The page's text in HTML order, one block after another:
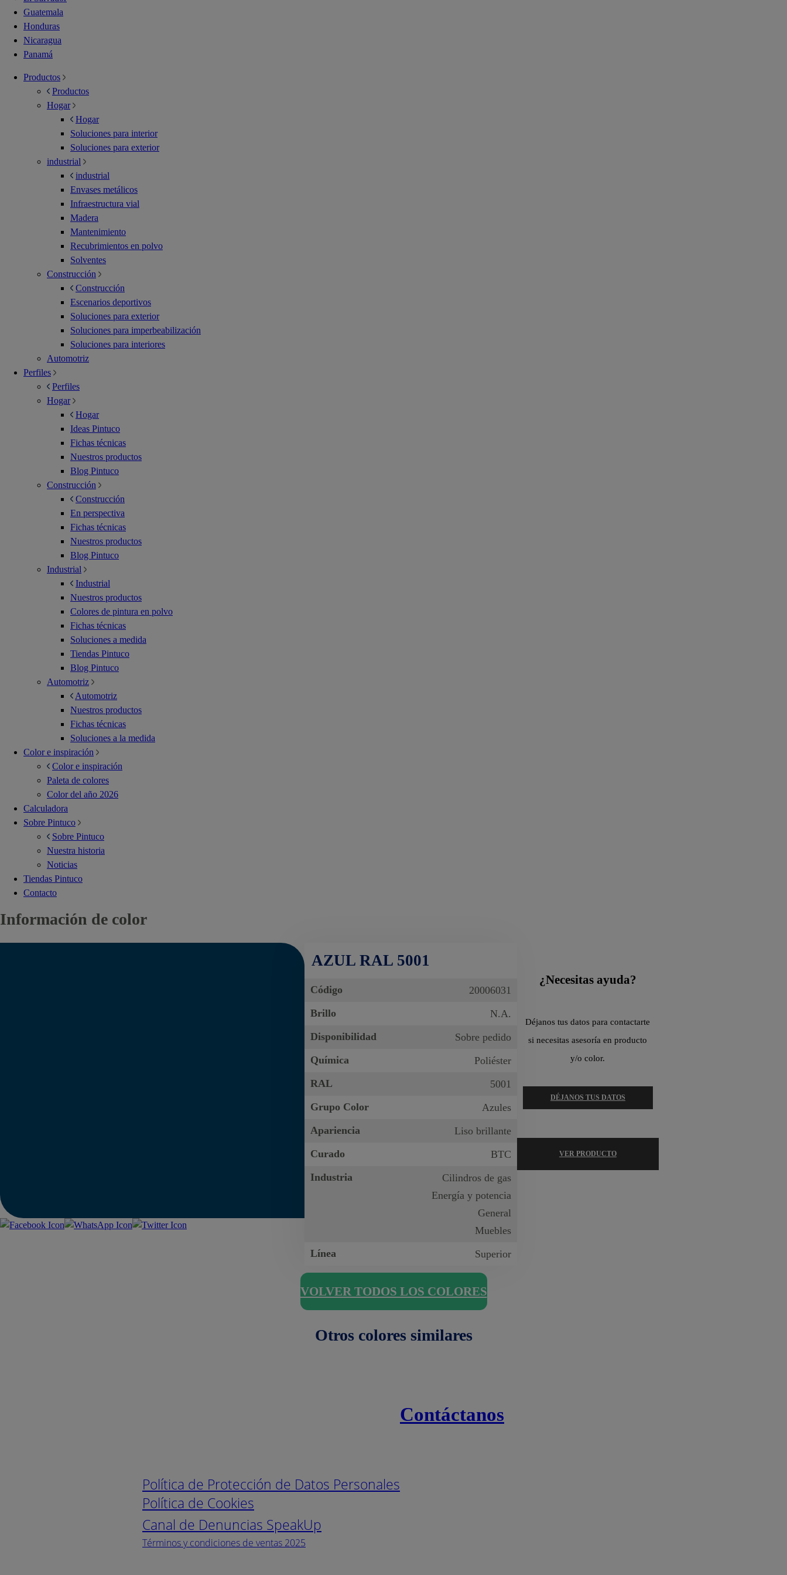
Guatemala
Honduras
Nicaragua
Panamá
Productos
Productos
Hogar
Hogar
Soluciones para interior
Soluciones para exterior
industrial
industrial
Envases metálicos
Infraestructura vial
Madera
Mantenimiento
Recubrimientos en polvo
Solventes
Construcción
Construcción
Escenarios deportivos
Soluciones para exterior
Soluciones para imperbeabilización
Soluciones para interiores
Automotriz
Perfiles
Perfiles
Hogar
Hogar
Ideas Pintuco
Fichas técnicas
Nuestros productos
Blog Pintuco
Construcción
Construcción
En perspectiva
Fichas técnicas
Nuestros productos
Blog Pintuco
Industrial
Industrial
Nuestros productos
Colores de pintura en polvo
Fichas técnicas
Soluciones a medida
Tiendas Pintuco
Blog Pintuco
Automotriz
Automotriz
Nuestros productos
Fichas técnicas
Soluciones a la medida
Color e inspiración
Color e inspiración
Paleta de colores
Color del año 2026
Calculadora
Sobre Pintuco
Sobre Pintuco
Nuestra historia
Noticias
Tiendas Pintuco
Contacto
Información de color
AZUL RAL 5001
Código
20006031
Brillo
N.A.
Disponibilidad
Sobre pedido
Química
Poliéster
RAL
5001
Grupo Color
Azules
Apariencia
Liso brillante
Curado
BTC
Industria
Cilindros de gas
Energía y potencia
General
Muebles
Línea
Superior
¿Necesitas ayuda?
Déjanos tus datos para contactarte
si necesitas asesoría en producto
y/o color.
DÉJANOS TUS DATOS
VER PRODUCTO
VOLVER TODOS LOS COLORES
Otros colores similares
Política de Protección de Datos Personales
Política de Cookies
Canal de Denuncias SpeakUp
Términos y condiciones de ventas 2025
Contáctanos